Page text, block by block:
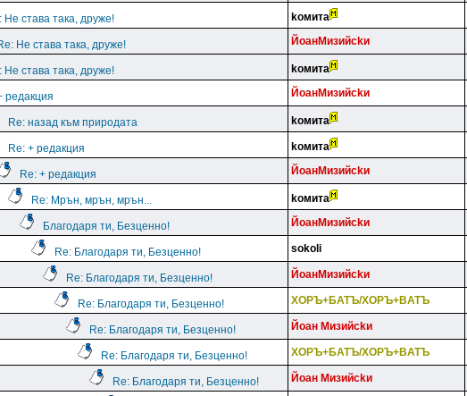
Не става така, друже! koмитa
Не става така, друже! ЙoaнMизийckи
Не става така, друже! koмитa
редакция ЙoaнMизийckи
Re: назад към природата koмитa
Re: + редакция koмитa
Re: + редакция ЙoaнMизийckи
Re: Мрън, мрън, мрън... koмитa
Благодаря ти, Безценно! ЙoaнMизийckи
Re: Благодаря ти, Безценно! sokoli
Re: Благодаря ти, Безценно! ЙoaнMизийckи
Re: Благодаря ти, Безценно! XOPЪ+БATЪ/XOPЪ+BATЪ
Re: Благодаря ти, Безценно! Йoaн Mизийckи
Re: Благодаря ти, Безценно! XOPЪ+БATЪ/XOPЪ+BATЪ
Re: Благодаря ти, Безценно! Йoaн Mизийckи